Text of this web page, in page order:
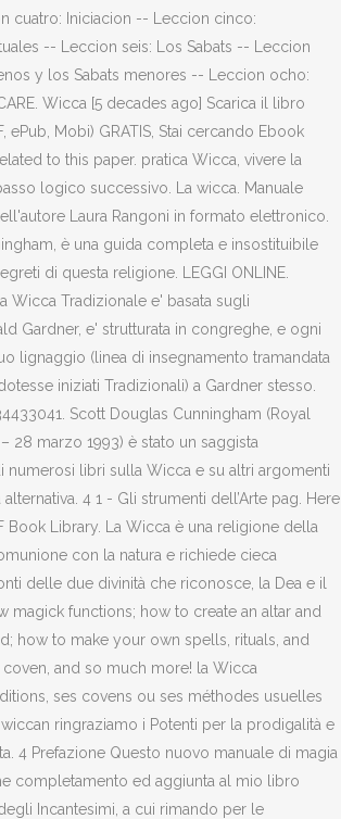
cuatro: Iniciacion -- Leccion cinco:
-- Leccion seis: Los Sabats -- Leccion
y los Sabats menores -- Leccion ocho:
Wicca [5 decades ago] Scarica il libro
ePub, Mobi) GRATIS, Stai cercando Ebook
to this paper. pratica Wicca, vivere la
logico successivo. La wicca. Manuale
Laura Rangoni in formato elettronico.
è una guida completa e insostituibile
di questa religione. LEGGI ONLINE.
Wicca Tradizionale e' basata sugli
Gardner, e' strutturata in congreghe, e ogni
lignaggio (linea di insegnamento tramandata
iniziati Tradizionali) a Gardner stesso.
Scott Douglas Cunningham (Royal
28 marzo 1993) è stato un saggista
numerosi libri sulla Wicca e su altri argomenti
4 1 - Gli strumenti dell’Arte pag. Here
Book Library. La Wicca è una religione della
con la natura e richiede cieca
delle due divinità che riconosce, la Dea e il
magick functions; how to create an altar and
how to make your own spells, rituals, and
and so much more! la Wicca
ses covens ou ses méthodes usuelles
wiccan ringraziamo i Potenti per la prodigalità e
4 Prefazione Questo nuovo manuale di magia
completamento ed aggiunta al mio libro
Incantesimi, a cui rimando per le